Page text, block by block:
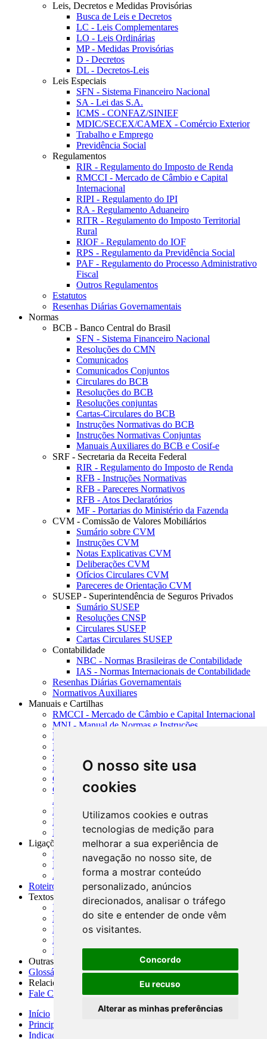
O nosso site usa
cookies
Utilizamos cookies e outras
tecnologias de medição para
melhorar a sua experiência de
navegação no nosso site, de
forma a mostrar conteúdo
personalizado, anúncios
direcionados, analisar o tráfego
do site e entender de onde vêm
os visitantes.
Concordo
Eu recuso
Alterar as minhas preferências
Leis, Decretos e Medidas Provisórias
Busca de Leis e Decretos
LC - Leis Complementares
LO - Leis Ordinárias
MP - Medidas Provisórias
D - Decretos
DL - Decretos-Leis
Leis Especiais
SFN - Sistema Financeiro Nacional
SA - Lei das S.A.
ICMS - CONFAZ/SINIEF
MDIC/SECEX/CAMEX - Comércio Exterior
Trabalho e Emprego
Previdência Social
Regulamentos
RIR - Regulamento do Imposto de Renda
RMCCI - Mercado de Câmbio e Capital
Internacional
RIPI - Regulamento do IPI
RA - Regulamento Aduaneiro
RITR - Regulamento do Imposto Territorial
Rural
RIOF - Regulamento do IOF
RPS - Regulamento da Previdência Social
PAF - Regulamento do Processo Administrativo
Fiscal
Outros Regulamentos
Estatutos
Resenhas Diárias Governamentais
Normas
BCB - Banco Central do Brasil
SFN - Sistema Financeiro Nacional
Resoluções do CMN
Comunicados
Comunicados Conjuntos
Circulares do BCB
Resoluções do BCB
Resoluções conjuntas
Cartas-Circulares do BCB
Instruções Normativas do BCB
Instruções Normativas Conjuntas
Manuais Auxiliares do BCB e Cosif-e
SRF - Secretaria da Receita Federal
RIR - Regulamento do Imposto de Renda
RFB - Instruções Normativas
RFB - Pareceres Normativos
RFB - Atos Declaratórios
MF - Portarias do Ministério da Fazenda
CVM - Comissão de Valores Mobiliários
Sumário sobre CVM
Instruções CVM
Notas Explicativas CVM
Deliberações CVM
Ofícios Circulares CVM
Pareceres de Orientação CVM
SUSEP - Superintendência de Seguros Privados
Sumário SUSEP
Resoluções CNSP
Circulares SUSEP
Cartas Circulares SUSEP
Contabilidade
NBC - Normas Brasileiras de Contabilidade
IAS - Normas Internacionais de Contabilidade
Resenhas Diárias Governamentais
Normativos Auxiliares
Manuais e Cartilhas
RMCCI - Mercado de Câmbio e Capital Internacional
MNI - Manual de Normas e Instruções
MTVM - Manual de Títulos e Valores Mobiliários
MCR - Manual de Crédito Rural
SISORF - Manual de Organização do SFN
MASUP - Manual de Supervisão Bancária
CADOC - Catálogo de Documentos
CNAE-CONCLA - Classificação Nacional de
Atividades Econômicas
PMF - Cartilhas do BCB
Manuais Auxiliares do BCB e Cosif-e
Resenhas Diárias Governamentais
Ligações Externas
Links Úteis
Presidência da República
Agências Nacionais Reguladoras
Roteiros para Estudos
Textos
Índice de Textos
Editorial
Monografias
Na Imprensa
Fórum de Discussão
Outras ferramentas
Glossário
Relacionamento
Fale Conosco
Início
Principais notícias
Indicadores